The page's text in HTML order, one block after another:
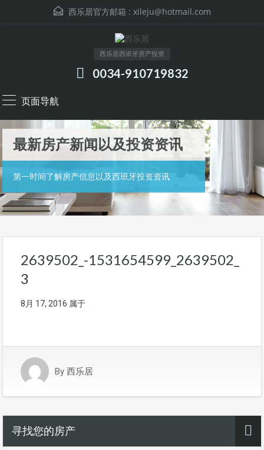
西乐居官方邮箱 : xileju@hotmail.com
西乐居西班牙房产投资
0034-910719832
页面导航
最新房产新闻以及投资资讯
第一时间了解房产信息以及西班牙投资资讯
2639502_-1531654599_2639502_
3
8月 17, 2016 属于
By 西乐居
寻找您的房产